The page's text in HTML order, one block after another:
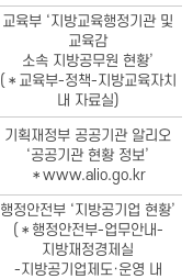
교육부 ‘지방교육행정기관 및
교육감
소속 지방공무원 현황’
(＊교육부-정책-지방교육자치
내 자료실)
기획재정부 공공기관 알리오
‘공공기관 현황 정보’
＊www.alio.go.kr
행정안전부 ‘지방공기업 현황’
(＊행정안전부-업무안내-
지방재정경제실
-지방공기업제도·운영 내